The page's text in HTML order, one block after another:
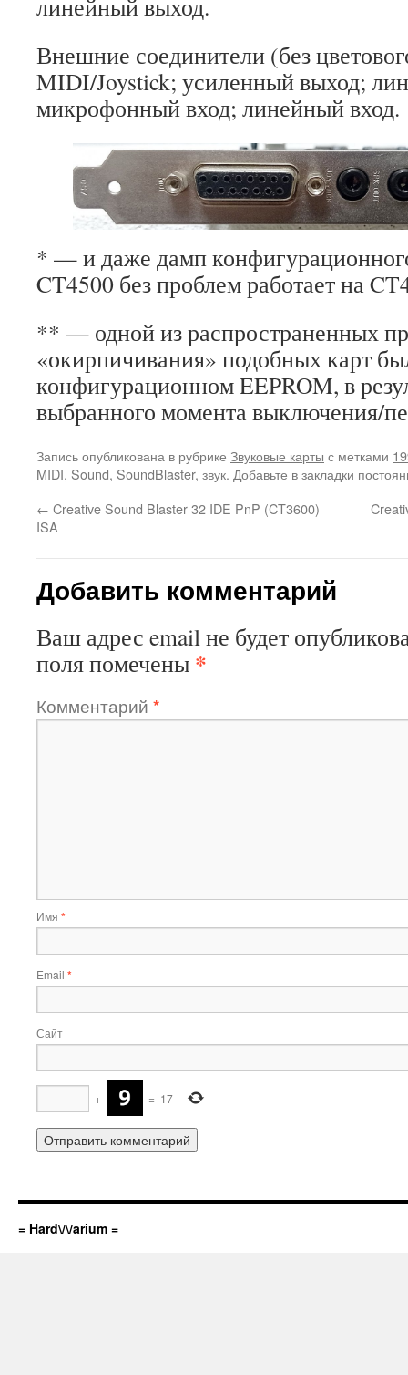
линейный выход.
Внешние соединители (без
MIDI/Joystick; усиленный выход;
микрофонный вход; линейный вход.
* — и даже дамп
CT4500 без проблем работает на
** — одной из распространенных
«окирпичивания» подобных карт
конфигурационном EEPROM, в
выбранного момента выключения/
Запись опубликована в рубрике Звуковые карты с метками
MIDI, Sound, SoundBlaster, звук. Добавьте в закладки
← Creative Sound Blaster 32 IDE PnP (CT3600)
ISA
Добавить комментарий
Ваш адрес email не будет
поля помечены *
Комментарий *
Имя *
Email *
Сайт
+ = 17
= Hard\/\/arium =